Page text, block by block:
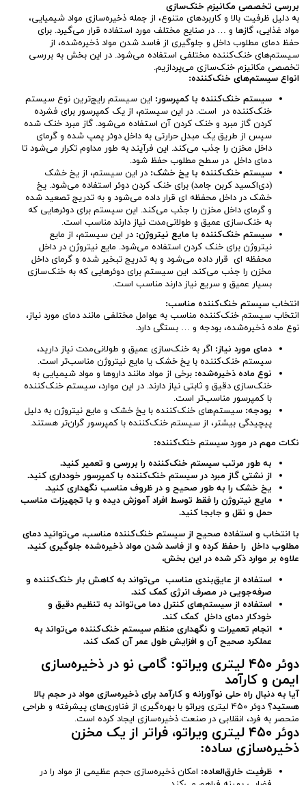
بررسی تخصصی مکانیزم خنک‌سازی
به دلیل ظرفیت بالا و کاربردهای متنوع، از جمله ذخیره‌سازی مواد شیمیایی،
مواد غذایی، گازها و … در صنایع مختلف مورد استفاده قرار می‌گیرد. برای
حفظ دمای مطلوب داخل و جلوگیری از فاسد شدن مواد ذخیره‌شده، از
سیستم‌های خنک‌کننده مختلفی استفاده می‌شود. در این بخش به بررسی
تخصصی مکانیزم خنک‌سازی می‌پردازیم.
انواع سیستم‌های خنک‌کننده:
سیستم خنک‌کننده با کمپرسور: این سیستم رایج‌ترین نوع سیستم
خنک‌کننده در است. در این سیستم، از یک کمپرسور برای فشرده
کردن گاز مبرد و خنک کردن آن استفاده می‌شود. گاز مبرد خنک شده
سپس از طریق یک مبدل حرارتی به داخل دوئر پمپ شده و گرمای
داخل مخزن را جذب می‌کند. این فرآیند به طور مداوم تکرار می‌شود تا
دمای داخل در سطح مطلوب حفظ شود.
سیستم خنک‌کننده با یخ خشک: در این سیستم، از یخ خشک
(دی‌اکسید کربن جامد) برای خنک کردن دوئر استفاده می‌شود. یخ
خشک در داخل محفظه ای قرار داده می‌شود و به تدریج تصعید شده
و گرمای داخل مخزن را جذب می‌کند. این سیستم برای دوئرهایی که
به خنک‌سازی عمیق و طولانی‌مدت نیاز دارند مناسب است.
سیستم خنک‌کننده با مایع نیتروژن: در این سیستم، از مایع
نیتروژن برای خنک کردن استفاده می‌شود. مایع نیتروژن در داخل
محفظه ای قرار داده می‌شود و به تدریج تبخیر شده و گرمای داخل
مخزن را جذب می‌کند. این سیستم برای دوئرهایی که به خنک‌سازی
بسیار عمیق و سریع نیاز دارند مناسب است.
انتخاب سیستم خنک‌کننده مناسب:
انتخاب سیستم خنک‌کننده مناسب به عوامل مختلفی مانند دمای مورد نیاز،
نوع ماده ذخیره‌شده، بودجه و … بستگی دارد.
دمای مورد نیاز: اگر به خنک‌سازی عمیق و طولانی‌مدت نیاز دارید،
سیستم خنک‌کننده با یخ خشک یا مایع نیتروژن مناسب‌تر است.
نوع ماده ذخیره‌شده: برخی از مواد مانند داروها و مواد شیمیایی به
خنک‌سازی دقیق و ثابتی نیاز دارند. در این موارد، سیستم خنک‌کننده
با کمپرسور مناسب‌تر است.
بودجه: سیستم‌های خنک‌کننده با یخ خشک و مایع نیتروژن به دلیل
پیچیدگی بیشتر، از سیستم خنک‌کننده با کمپرسور گران‌تر هستند.
نکات مهم در مورد سیستم خنک‌کننده:
به طور مرتب سیستم خنک‌کننده را بررسی و تعمیر کنید.
از نشتی گاز مبرد در سیستم خنک‌کننده با کمپرسور خودداری کنید.
یخ خشک را به طور صحیح و در ظروف مناسب نگهداری کنید.
مایع نیتروژن را فقط توسط افراد آموزش دیده و با تجهیزات مناسب
حمل و نقل و جابجا کنید.
با انتخاب و استفاده صحیح از سیستم خنک‌کننده مناسب، می‌توانید دمای
مطلوب داخل را حفظ کرده و از فاسد شدن مواد ذخیره‌شده جلوگیری کنید.
علاوه بر موارد ذکر شده در این بخش،
استفاده از عایق‌بندی مناسب می‌تواند به کاهش بار خنک‌کننده و
صرفه‌جویی در مصرف انرژی کمک کند.
استفاده از سیستم‌های کنترل دما می‌تواند به تنظیم دقیق و
خودکار دمای داخل کمک کند.
انجام تعمیرات و نگهداری منظم سیستم خنک‌کننده می‌تواند به
عملکرد صحیح آن و افزایش طول عمر آن کمک کند.
دوئر ۴۵۰ لیتری ویراتو: گامی نو در ذخیره‌سازی
ایمن و کارآمد
آیا به دنبال راه حلی نوآورانه و کارآمد برای ذخیره‌سازی مواد در حجم بالا
هستید؟
دوئر ۴۵۰ لیتری ویراتو با بهره‌گیری از فناوری‌های پیشرفته و طراحی
منحصر به فرد، انقلابی در صنعت ذخیره‌سازی ایجاد کرده است.
دوئر ۴۵۰ لیتری ویراتو، فراتر از یک مخزن
ذخیره‌سازی ساده:
ظرفیت خارق‌العاده: امکان ذخیره‌سازی حجم عظیمی از مواد را در